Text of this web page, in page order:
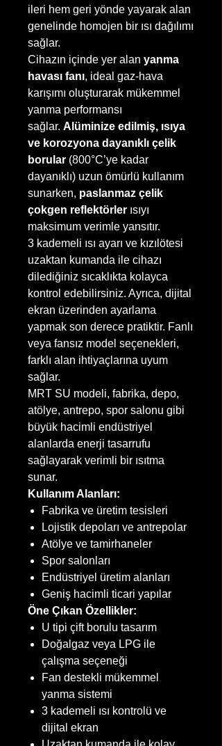
ileri hem geri yönde yayarak alan
genelinde homojen bir ısı dağılımı
sağlar.
Cihazın içinde yer alan yanma
havası fanı, ideal gaz-hava
karışımı oluşturarak mükemmel
yanma performansı
sağlar. Alüminize edilmiş, ısıya
ve korozyona dayanıklı çelik
borular (800°C’ye kadar
dayanıklı) uzun ömürlü kullanım
sunarken, paslanmaz çelik
çokgen reflektörler ısıyı
maksimum verimle yansıtır.
3 kademeli ısı ayarı ve kızılötesi
uzaktan kumanda ile cihazı
dilediğiniz sıcaklıkta kolayca
kontrol edebilirsiniz. Ayrıca, dijital
ekran üzerinden ayarlama
yapmak son derece pratiktir. Fanlı
veya fansız model seçenekleri,
farklı alan ihtiyaçlarına uyum
sağlar.
MRT SU modeli, fabrika, depo,
atölye, antrepo, spor salonu gibi
büyük hacimli endüstriyel
alanlarda enerji tasarrufu
sağlayarak verimli bir ısıtma
sunar.
Kullanım Alanları:
Fabrika ve üretim tesisleri
Lojistik depoları ve antrepolar
Atölye ve tamirhaneler
Spor salonları
Endüstriyel üretim alanları
Geniş hacimli ticari yapılar
Öne Çıkan Özellikler:
U tipi çift borulu tasarım
Doğalgaz veya LPG ile
çalışma seçeneği
Fan destekli mükemmel
yanma sistemi
3 kademeli ısı kontrolü ve
dijital ekran